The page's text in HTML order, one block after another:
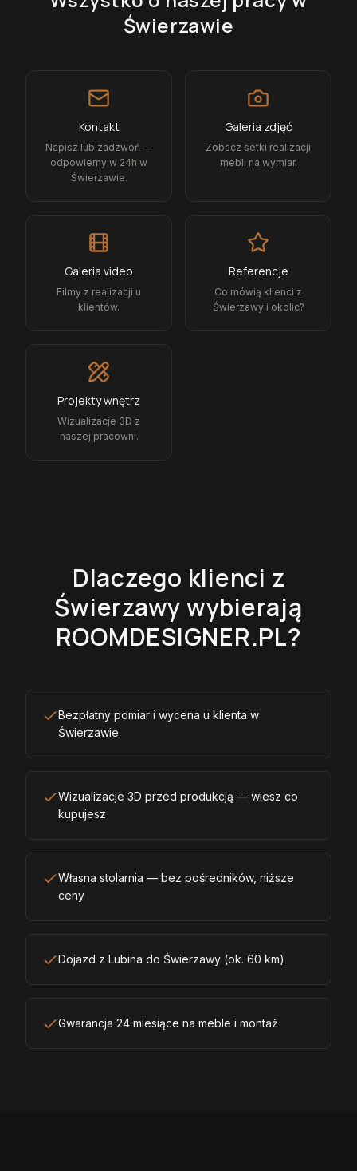
Świerzawie
Kontakt
Napisz lub zadzwoń —
odpowiemy w 24h w
Świerzawie.
Galeria zdjęć
Zobacz setki realizacji
mebli na wymiar.
Galeria video
Filmy z realizacji u
klientów.
Referencje
Co mówią klienci z
Świerzawy i okolic?
Projekty wnętrz
Wizualizacje 3D z
naszej pracowni.
Dlaczego klienci z
Świerzawywybierają
ROOMDESIGNER.PL?
Bezpłatny pomiar i wycena u klienta w
Świerzawie
Wizualizacje 3D przed produkcją — wiesz co
kupujesz
Własna stolarnia — bez pośredników, niższe
ceny
Dojazd z Lubina do Świerzawy (ok. 60 km)
Gwarancja 24 miesiące na meble i montaż